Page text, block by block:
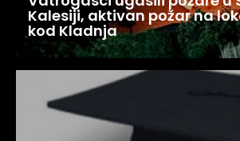
Kalesiji, aktivan požar na
kod Kladnja